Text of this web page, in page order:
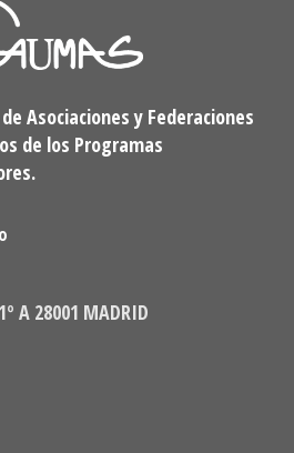
Asociaciones y Federaciones
de los Programas
A 28001 MADRID